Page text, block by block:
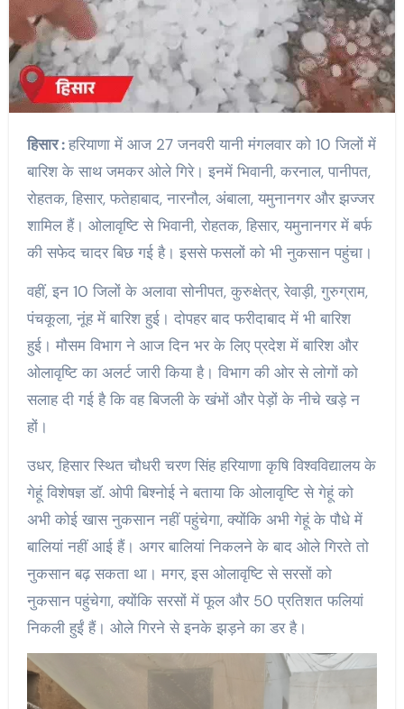
हिसार :हरियाणा में आज 27 जनवरी यानी मंगलवार को 10 जिलों में
बारिश के साथ जमकर ओले गिरे। इनमें भिवानी, करनाल, पानीपत,
रोहतक, हिसार, फतेहाबाद, नारनौल, अंबाला, यमुनानगर और झज्जर
शामिल हैं। ओलावृष्टि से भिवानी, रोहतक, हिसार, यमुनानगर में बर्फ
की सफेद चादर बिछ गई है। इससे फसलों को भी नुकसान पहुंचा।
वहीं, इन 10 जिलों के अलावा सोनीपत, कुरुक्षेत्र, रेवाड़ी, गुरुग्राम,
पंचकूला, नूंह में बारिश हुई। दोपहर बाद फरीदाबाद में भी बारिश
हुई। मौसम विभाग ने आज दिन भर के लिए प्रदेश में बारिश और
ओलावृष्टि का अलर्ट जारी किया है। विभाग की ओर से लोगों को
सलाह दी गई है कि वह बिजली के खंभों और पेड़ों के नीचे खड़े न
हों।
उधर, हिसार स्थित चौधरी चरण सिंह हरियाणा कृषि विश्वविद्यालय के
गेहूं विशेषज्ञ डॉ. ओपी बिश्नोई ने बताया कि ओलावृष्टि से गेहूं को
अभी कोई खास नुकसान नहीं पहुंचेगा, क्योंकि अभी गेहूं के पौधे में
बालियां नहीं आई हैं। अगर बालियां निकलने के बाद ओले गिरते तो
नुकसान बढ़ सकता था। मगर, इस ओलावृष्टि से सरसों को
नुकसान पहुंचेगा, क्योंकि सरसों में फूल और 50 प्रतिशत फलियां
निकली हुईं हैं। ओले गिरने से इनके झड़ने का डर है।